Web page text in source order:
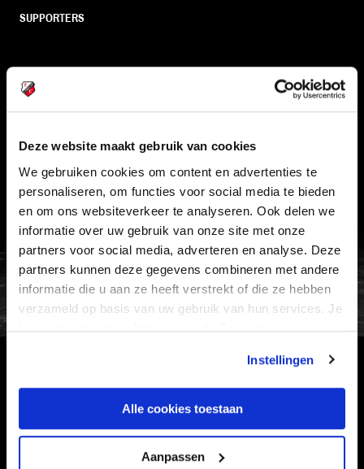
Deze website maakt gebruik van cookies
We gebruiken cookies om content en advertenties te
personaliseren, om functies voor social media te bieden
en om ons websiteverkeer te analyseren. Ook delen we
informatie over uw gebruik van onze site met onze
partners voor social media, adverteren en analyse. Deze
partners kunnen deze gegevens combineren met andere
informatie die u aan ze heeft verstrekt of die ze hebben
verzameld op basis van uw gebruik van hun services. Je
kan je toestemming beheren op de Cookiepagina.
Instellingen
Alle cookies toestaan
Aanpassen
SUPPORTERS
Informatie
WERKEN BIJ
VERTROUWENSPERSOON
FC Utrecht<br>vanuit<br>het